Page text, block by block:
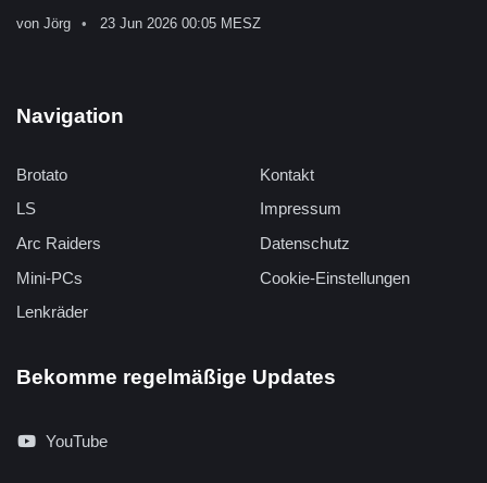
von Jörg 23 Jun 2026 00:05 MESZ
Navigation
Brotato
LS
Arc Raiders
Mini-PCs
Lenkräder
Kontakt
Impressum
Datenschutz
Cookie-Einstellungen
Bekomme regelmäßige Updates
YouTube